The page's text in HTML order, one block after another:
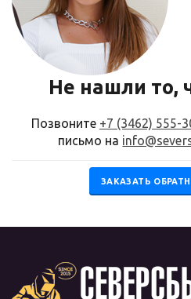
Не нашли то,
Позвоните +7 (3462) 555-
письмо на
ЗАКАЗАТЬ